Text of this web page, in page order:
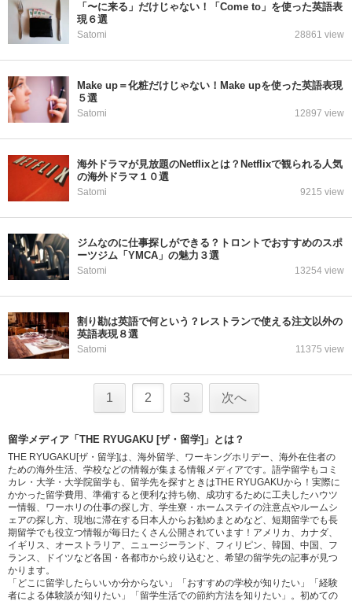
「〜に来る」だけじゃない！「Come to」を使った英語表
現６選
Satomi 28861 view
Make up＝化粧だけじゃない！Make upを使った英語表現
５選
Satomi 12897 view
海外ドラマが見放題のNetflixとは？Netflixで観られる人気
の海外ドラマ１０選
Satomi 9215 view
ジムなのに仕事探しができる？トロントでおすすめのスポ
ーツジム「YMCA」の魅力３選
Satomi 13254 view
割り勘は英語で何という？レストランで使える注文以外の
英語表現８選
Satomi 11375 view
1 2 3 次へ
留学メディア「THE RYUGAKU [ザ・留学]」とは？
THE RYUGAKU[ザ・留学]は、海外留学、ワーキングホリデー、海外在住者の
ための海外生活、学校などの情報が集まる情報メディアです。語学留学もコミ
カレ・大学・大学院留学も、留学先を探すときはTHE RYUGAKUから！実際に
かかった留学費用、準備すると便利な持ち物、成功するために工夫したハウツ
ー情報、ワーホリの仕事の探し方、学生寮・ホームステイの注意点やルームシ
ェアの探し方、現地に滞在する日本人からお勧めまとめなど、短期留学でも長
期留学でも役立つ情報が毎日たくさん公開されています！アメリカ、カナダ、
イギリス、オーストラリア、ニュージーランド、フィリピン、韓国、中国、フ
ランス、ドイツなど各国・各都市から絞り込むと、希望の留学先の記事が見つ
かります。
「どこに留学したらいいか分からない」「おすすめの学校が知りたい」「経験
者による体験談が知りたい」「留学生活での節約方法を知りたい」。初めての